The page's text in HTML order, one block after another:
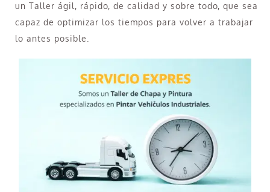
un Taller ágil, rápido, de calidad y sobre todo, que sea
capaz de optimizar los tiempos para volver a trabajar
lo antes posible.